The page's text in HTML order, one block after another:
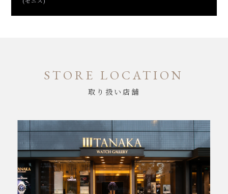
STORE LOCATION
取り扱い店舗